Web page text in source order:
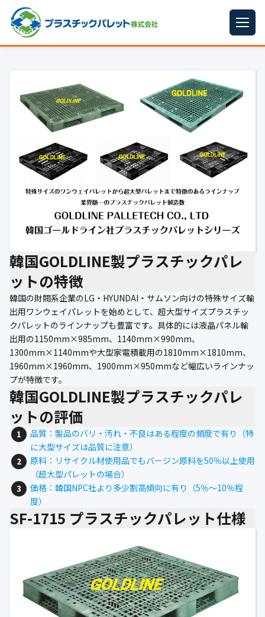
パレットサイズ
プラパレット
中古パレット
再生原料
公式ブログ
会社案内
🇺🇸🇰🇷🇹🇼🇻🇳
韓国GOLDLINE製プラスチックパレ
ットの特徴
韓国の財閥系企業のLG・HYUNDAI・サムソン向けの特殊サイズ輸
出用ワンウェイパレットを始めとして、超大型サイズプラスチッ
クパレットのラインナップも豊富です。具体的には液晶パネル輸
出用の1150mm×985mm、1140mm×990mm、
1300mm×1140mmや大型家電積載用の1810mm×1810mm、
1960mm×1960mm、1900mm×950mmなど幅広いラインナッ
プが特徴です。
韓国GOLDLINE製プラスチックパレ
ットの評価
品質：製品のバリ・汚れ・不良はある程度の頻度で有り（特
に大型サイズは品質に注意）
原料：リサイクル材使用品でもバージン原料を50％以上使用
（超大型パレットの場合）
価格：韓国NPC社より多少割高傾向に有り（5％〜10％程
度）
SF-1715 プラスチックパレット仕様